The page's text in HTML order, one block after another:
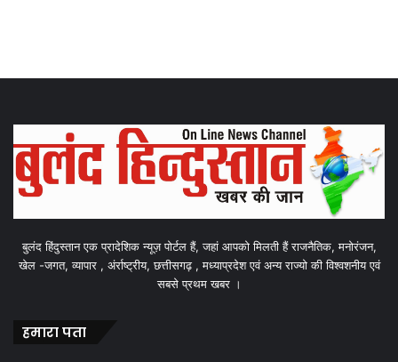
बुलंद हिंदुस्तान एक प्रादेशिक न्यूज़ पोर्टल हैं, जहां आपको मिलती हैं राजनैतिक, मनोरंजन,
खेल -जगत, व्यापार , अंर्राष्ट्रीय, छत्तीसगढ़ , मध्याप्रदेश एवं अन्य राज्यो की विश्वशनीय एवं
सबसे प्रथम खबर ।
हमारा पता